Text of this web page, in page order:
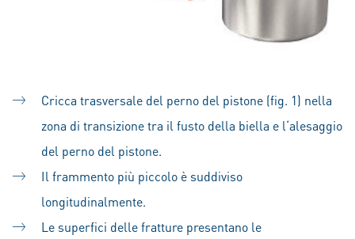
Cricca trasversale del perno del pistone (fig. 1) nella
zona di transizione tra il fusto della biella e l‘alesaggio
del perno del pistone.
Il frammento più piccolo è suddiviso
longitudinalmente.
Le superfici delle fratture presentano le